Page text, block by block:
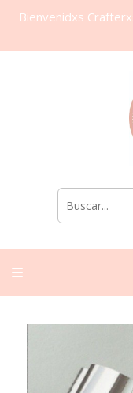
Bienvenidxs